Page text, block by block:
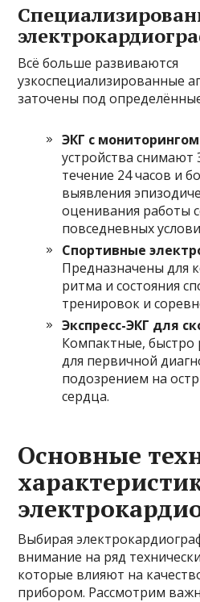
Всё больше развиваются
узкоспециализированные
заточены под
ЭКГ с
устройства
течение 24 часов и
выявления
оценивания работы
повседневных
Спортивные
Предназначены для
ритма и состояния
тренировок и
Экспресс-ЭКГ для
Компактные,
для первичной
подозрением на
сердца.
Основные
Выбирая
внимание на ряд
которые влияют на
прибором. Рассмотрим